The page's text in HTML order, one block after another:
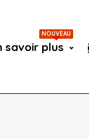
savoir plus
NOUVEAU